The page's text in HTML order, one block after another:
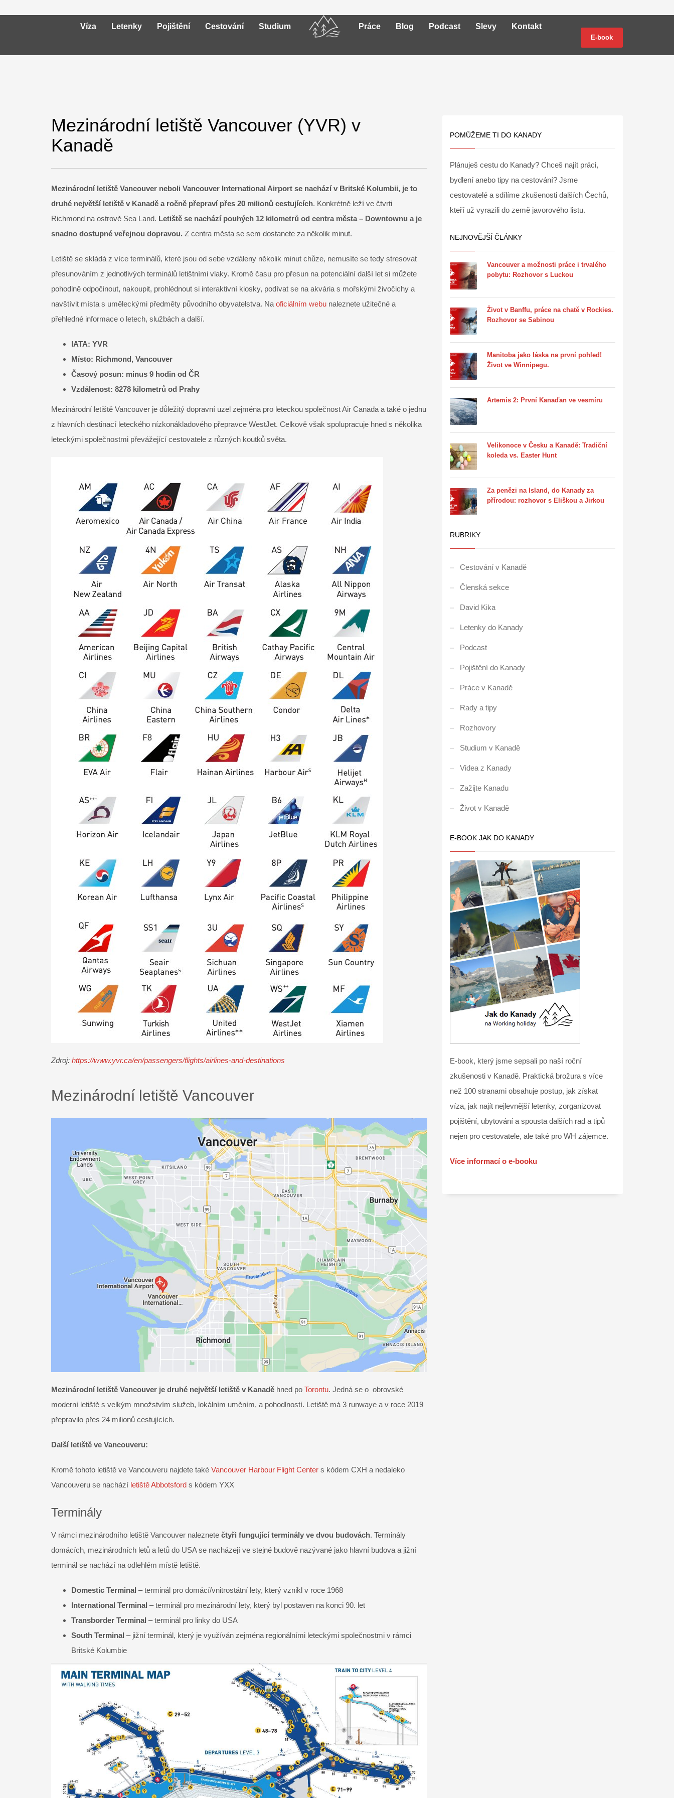
Víza Letenky Pojištění Cestování Studium Práce Blog Podcast Slevy Kontakt
E-book
Mezinárodní letiště Vancouver (YVR) v
Kanadě
Mezinárodní letiště Vancouver neboli Vancouver International Airport se nachází v Britské Kolumbii, je to
druhé největší letiště v Kanadě a ročně přepraví přes 20 milionů cestujících. Konkrétně leží ve čtvrti
Richmond na ostrově Sea Land. Letiště se nachází pouhých 12 kilometrů od centra města – Downtownu a je
snadno dostupné veřejnou dopravou. Z centra města se sem dostanete za několik minut.
Letiště se skládá z více terminálů, které jsou od sebe vzdáleny několik minut chůze, nemusíte se tedy stresovat
přesunováním z jednotlivých terminálů letištními vlaky. Kromě času pro přesun na potenciální další let si můžete
pohodlně odpočinout, nakoupit, prohlédnout si interaktivní kiosky, podívat se na akvária s mořskými živočichy a
navštívit místa s uměleckými předměty původního obyvatelstva. Na oficiálním webu naleznete užitečné a
přehledné informace o letech, službách a další.
IATA: YVR
Místo: Richmond, Vancouver
Časový posun: minus 9 hodin od ČR
Vzdálenost: 8278 kilometrů od Prahy
Mezinárodní letiště Vancouver je důležitý dopravní uzel zejména pro leteckou společnost Air Canada a také o jednu
z hlavních destinací leteckého nízkonákladového přepravce WestJet. Celkově však spolupracuje hned s několika
leteckými společnostmi převážející cestovatele z různých koutků světa.
Zdroj: https://www.yvr.ca/en/passengers/flights/airlines-and-destinations
Mezinárodní letiště Vancouver
Mezinárodní letiště Vancouver je druhé největší letiště v Kanadě hned po Torontu. Jedná se o obrovské
moderní letiště s velkým množstvím služeb, lokálním uměním, a pohodlností. Letiště má 3 runwaye a v roce 2019
přepravilo přes 24 milionů cestujících.
Další letiště ve Vancouveru:
Kromě tohoto letiště ve Vancouveru najdete také Vancouver Harbour Flight Center s kódem CXH a nedaleko
Vancouveru se nachází letiště Abbotsford s kódem YXX
Terminály
V rámci mezinárodního letiště Vancouver naleznete čtyři fungující terminály ve dvou budovách. Terminály
domácích, mezinárodních letů a letů do USA se nacházejí ve stejné budově nazývané jako hlavní budova a jižní
terminál se nachází na odlehlém místě letiště.
Domestic Terminal – terminál pro domácí/vnitrostátní lety, který vznikl v roce 1968
International Terminal – terminál pro mezinárodní lety, který byl postaven na konci 90. let
Transborder Terminal – terminál pro linky do USA
South Terminal – jižní terminál, který je využíván zejména regionálními leteckými společnostmi v rámci
Britské Kolumbie
POMŮŽEME TI DO KANADY
Plánuješ cestu do Kanady? Chceš najít práci,
bydlení anebo tipy na cestování? Jsme
cestovatelé a sdílíme zkušenosti dalších Čechů,
kteří už vyrazili do země javorového listu.
NEJNOVĚJŠÍ ČLÁNKY
Vancouver a možnosti práce i trvalého
pobytu: Rozhovor s Luckou
Život v Banffu, práce na chatě v Rockies.
Rozhovor se Sabinou
Manitoba jako láska na první pohled!
Život ve Winnipegu.
Artemis 2: První Kanaďan ve vesmíru
Velikonoce v Česku a Kanadě: Tradiční
koleda vs. Easter Hunt
Za penězi na Island, do Kanady za
přírodou: rozhovor s Eliškou a Jirkou
RUBRIKY
Cestování v Kanadě
Členská sekce
David Kika
Letenky do Kanady
Podcast
Pojištění do Kanady
Práce v Kanadě
Rady a tipy
Rozhovory
Studium v Kanadě
Videa z Kanady
Zažijte Kanadu
Život v Kanadě
E-BOOK JAK DO KANADY
E-book, který jsme sepsali po naší roční
zkušenosti v Kanadě. Praktická brožura s více
než 100 stranami obsahuje postup, jak získat
víza, jak najít nejlevnější letenky, zorganizovat
pojištění, ubytování a spousta dalších rad a tipů
nejen pro cestovatele, ale také pro WH zájemce.
Více informací o e-booku